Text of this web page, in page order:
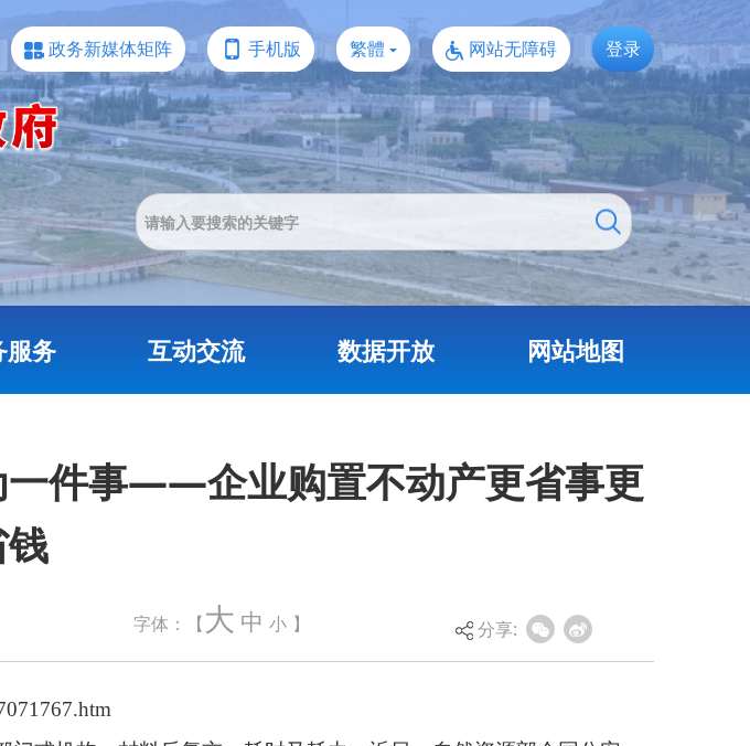
政务新媒体矩阵 手机版 繁體 网站无障碍 登录
服务 互动交流 数据开放 网站地图
一件事——企业购置不动产更省事更
字体：【大 中 小 】 分享:
复交，耗时又耗力。近日，自然资源部会同公安
出7项改革举措，推动企业购置不动产转移登记“高效
资源部自然资源确权登记局相关负责人。